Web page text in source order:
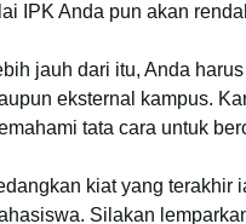
IPK Anda pun akan
jauh dari itu, Anda
eksternal kampus.
tata cara untuk
kiat yang terakhir
Silakan